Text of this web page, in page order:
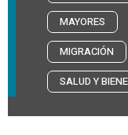
MAYORES
MIGRACIÓN
SALUD Y